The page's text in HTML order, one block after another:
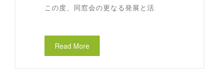
この度、同窓会の更なる発展と活.
Read More